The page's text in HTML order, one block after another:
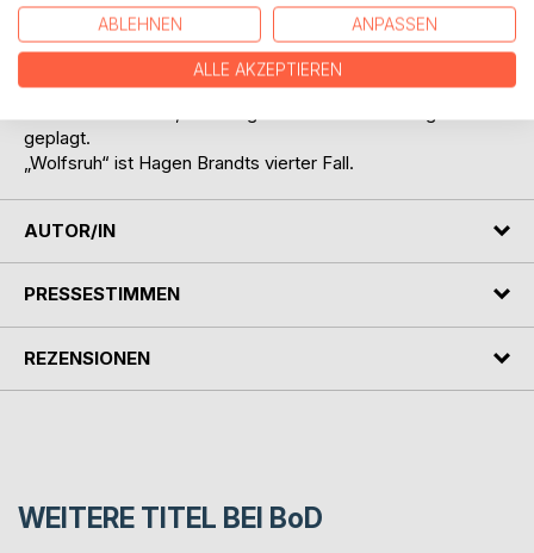
Eine Frau wird auf dem einsam gelegenen Hof Birkenhain
bei Wolfsruh erschossen. Vom Ehemann keine Spur.
Während sich die Granseer Kripo auf die Suche nach Mann
geplagt.
„Wolfsruh“ ist Hagen Brandts vierter Fall.
AUTOR/IN
PRESSESTIMMEN
REZENSIONEN
WEITERE TITEL BEI BoD
ABLEHNEN ANPASSEN
ALLE AKZEPTIEREN